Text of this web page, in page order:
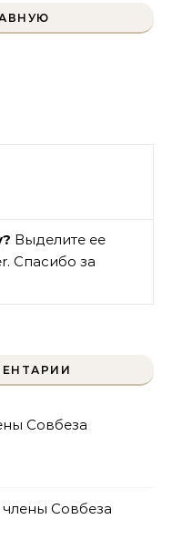
Выделите ее
Спасибо за
Совбеза
Совбеза